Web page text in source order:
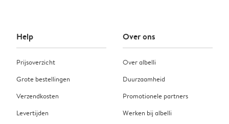
Help
Prijsoverzicht
Grote bestellingen
Verzendkosten
Levertijden
Over ons
Over albelli
Duurzaamheid
Promotionele partners
Werken bij albelli